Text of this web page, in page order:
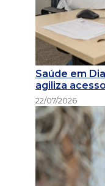
Saúde em
agiliza
22/07/2026